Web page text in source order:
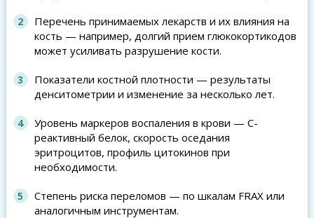
Перечень принимаемых лекарств и их влияния на
кость — например, долгий прием глюкокортикодов
может усиливать разрушение кости.
Показатели костной плотности — результаты
денситометрии и изменение за несколько лет.
Уровень маркеров воспаления в крови — С-
реактивный белок, скорость оседания
эритроцитов, профиль цитокинов при
необходимости.
Степень риска переломов — по шкалам FRAX или
аналогичным инструментам.